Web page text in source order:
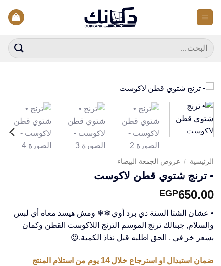
للمحتوى
البحث
عن:
الرئيسية / عروض الجمعة البيضاء
• ترنج شتوي قطن لاكوست
EGP650.00
• عشان الشتا السنة دي برد أوي ❄❄ ومش هيسد معاه أي لبس
والسلام, جبنالك ترنج الموسم الترنج اللاكوست القطن وكمان
بسعر خرافي , الحق اطلبه قبل نفاذ الكمية.😍
ضمان استبدال او استرجاع خلال 14 يوم من استلام المنتج